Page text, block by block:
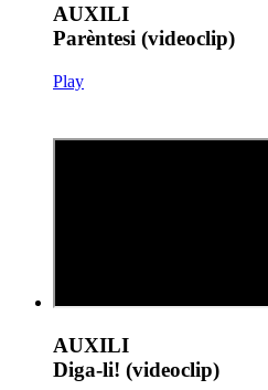
AUXILI
Parèntesi (videoclip)
Play
AUXILI
Diga-li! (videoclip)